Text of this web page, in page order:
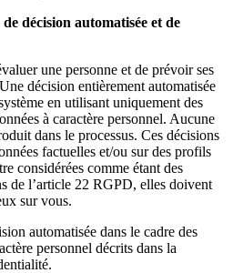
décision automatisée et de
une personne et de prévoir ses
décision entièrement automatisée
en utilisant uniquement des
à caractère personnel. Aucune
dans le processus. Ces décisions
factuelles et/ou sur des profils
considérées comme étant des
de l’article 22 RGPD, elles doivent
sur vous.
automatisée dans le cadre des
personnel décrits dans la